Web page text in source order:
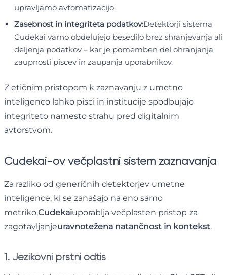
upravljamo avtomatizacijo.
Zasebnost in integriteta podatkov:Detektorji sistema
Cudekai varno obdelujejo besedilo brez shranjevanja ali
deljenja podatkov – kar je pomemben del ohranjanja
zaupnosti piscev in zaupanja uporabnikov.
Z etičnim pristopom k zaznavanju z umetno
inteligenco lahko pisci in institucije spodbujajo
integriteto namesto strahu pred digitalnim
avtorstvom.
Cudekai-ov večplastni sistem zaznavanja
Za razliko od generičnih detektorjev umetne
inteligence, ki se zanašajo na eno samo
metriko,Cudekaiuporablja večplasten pristop za
zagotavljanjeuravnotežena natančnost in kontekst.
1. Jezikovni prstni odtis